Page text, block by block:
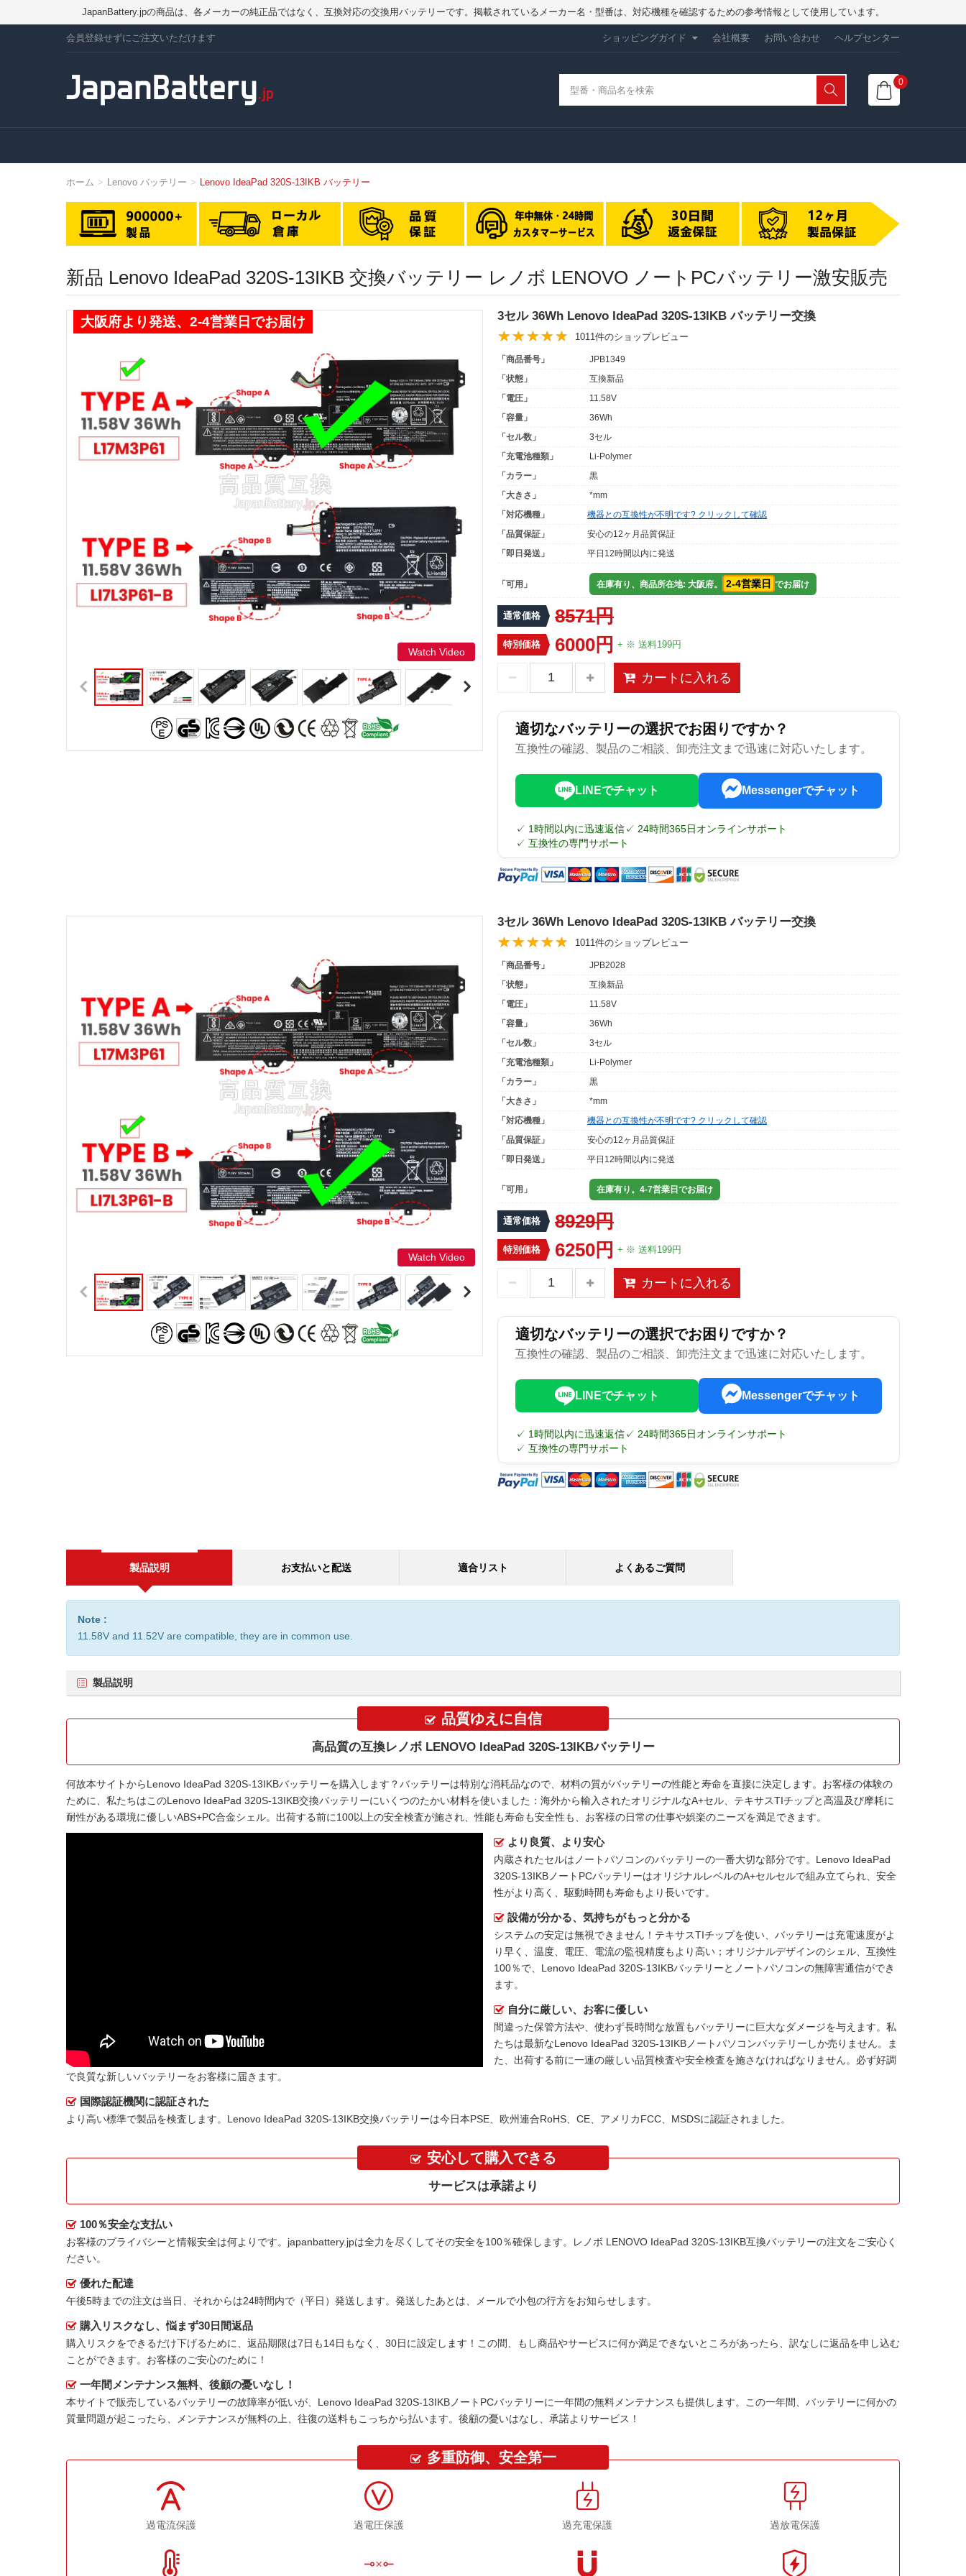
JapanBattery.jpの商品は、各メーカーの純正品ではなく、互換対応の交換用バッテリーです。掲載されているメーカー名・型番は、対応機種を確認するための参考情報として使用しています。
会員登録せずにご注文いただけます ショッピングガイド 会社概要 お問い合わせ ヘルプセンター
0
ホーム Lenovo バッテリー Lenovo IdeaPad 320S-13IKB バッテリー
新品 Lenovo IdeaPad 320S-13IKB 交換バッテリー レノボ LENOVO ノートPCバッテリー激安販売
Watch Video
大阪府より発送、2-4営業日でお届け 3セル 36Wh Lenovo IdeaPad 320S-13IKB バッテリー交換
1011件のショップレビュー
「商品番号」
JPB1349
「状態」
互換新品
「電圧」
11.58V
「容量」
36Wh
「セル数」
3セル
「充電池種類」
Li-Polymer
「カラー」
黒
「大きさ」
*mm
「対応機種」
機器との互換性が不明です? クリックして確認
「品質保証」
安心の12ヶ月品質保証
「即日発送」
平日12時間以内に発送
「可用」 在庫有り、商品所在地: 大阪府。 2-4営業日 でお届け
通常価格 8571円
特別価格 6000円 + ※ 送料199円
カートに入れる
適切なバッテリーの選択でお困りですか？
互換性の確認、製品のご相談、卸売注文まで迅速に対応いたします。
LINEでチャット Messengerでチャット
✓ 1時間以内に迅速返信✓ 24時間365日オンラインサポート
✓ 互換性の専門サポート
Watch Video
3セル 36Wh Lenovo IdeaPad 320S-13IKB バッテリー交換
1011件のショップレビュー
「商品番号」
JPB2028
「状態」
互換新品
「電圧」
11.58V
「容量」
36Wh
「セル数」
3セル
「充電池種類」
Li-Polymer
「カラー」
黒
「大きさ」
*mm
「対応機種」
機器との互換性が不明です? クリックして確認
「品質保証」
安心の12ヶ月品質保証
「即日発送」
平日12時間以内に発送
「可用」 在庫有り。4-7営業日でお届け
通常価格 8929円
特別価格 6250円 + ※ 送料199円
カートに入れる
適切なバッテリーの選択でお困りですか？
互換性の確認、製品のご相談、卸売注文まで迅速に対応いたします。
LINEでチャット Messengerでチャット
✓ 1時間以内に迅速返信✓ 24時間365日オンラインサポート
✓ 互換性の専門サポート
製品説明 お支払いと配送 適合リスト よくあるご質問
Note :
11.58V and 11.52V are compatible, they are in common use.
製品説明
品質ゆえに自信
高品質の互換レノボ LENOVO IdeaPad 320S-13IKBバッテリー
何故本サイトからLenovo IdeaPad 320S-13IKBバッテリーを購入します？バッテリーは特別な消耗品なので、材料の質がバッテリーの性能と寿命を直接に決定します。お客様の体験の
ために、私たちはこのLenovo IdeaPad 320S-13IKB交換バッテリーにいくつのたかい材料を使いました：海外から輸入されたオリジナルなA+セル、テキサスTIチップと高温及び摩耗に
耐性がある環境に優しいABS+PC合金シェル。出荷する前に100以上の安全検査が施され、性能も寿命も安全性も、お客様の日常の仕事や娯楽のニーズを満足できます。
より良質、より安心
内蔵されたセルはノートパソコンのバッテリーの一番大切な部分です。 Lenovo IdeaPad
320S-13IKBノートPCバッテリーはオリジナルレベルのA+セルセルで組み立てられ、安全
性がより高く、駆動時間も寿命もより長いです。
設備が分かる、気持ちがもっと分かる
システムの安定は無視できません！テキサスTIチップを使い、バッテリーは充電速度がよ
り早く、温度、電圧、電流の監視精度もより高い；オリジナルデザインのシェル、互換性
100％で、Lenovo IdeaPad 320S-13IKBバッテリーとノートパソコンの無障害通信ができ
ます。
自分に厳しい、お客に優しい
間違った保管方法や、使わず長時間な放置もバッテリーに巨大なダメージを与えます。私
たちは最新なLenovo IdeaPad 320S-13IKBノートパソコンバッテリー しか売りません。ま
た、出荷する前に一連の厳しい品質検査や安全検査を施さなければなりません。必ず好調
で良質な新しいバッテリーをお客様に届きます。
国際認証機関に認証された
より高い標準で製品を検査します。Lenovo IdeaPad 320S-13IKB交換バッテリーは今日本PSE、欧州連合RoHS、CE、アメリカFCC、MSDSに認証されました。
安心して購入できる
サービスは承諾より
100％安全な支払い
お客様のプライバシーと情報安全は何よりです。japanbattery.jpは全力を尽くしてその安全を100％確保します。 レノボ LENOVO IdeaPad 320S-13IKB互換バッテリーの注文をご安心く
ださい。
優れた配達
午後5時までの注文は当日、それからは24時間内で（平日）発送します。発送したあとは、メールで小包の行方をお知らせします。
購入リスクなし、悩まず30日間返品
購入リスクをできるだけ下げるために、返品期限は7日も14日もなく、30日に設定します！この間、もし商品やサービスに何か満足できないところがあったら、訳なしに返品を申し込む
ことができます。お客様のご安心のために！
一年間メンテナンス無料、後顧の憂いなし！
本サイトで販売しているバッテリーの故障率が低いが、 Lenovo IdeaPad 320S-13IKBノートPCバッテリーに一年間の無料メンテナンスも提供します。この一年間、バッテリーに何かの
質量問題が起こったら、メンテナンスが無料の上、往復の送料もこっちから払います。後顧の憂いはなし、承諾よりサービス！
多重防御、安全第一
過電流保護 過電圧保護 過充電保護 過放電保護